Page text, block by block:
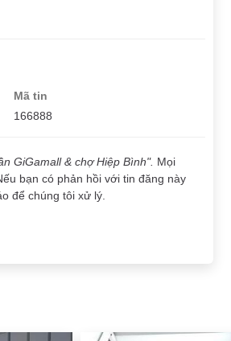
Mã tin
166888
GiGamall & chợ Hiệp Bình". Mọi
bạn có phản hồi với tin đăng này
để chúng tôi xử lý.